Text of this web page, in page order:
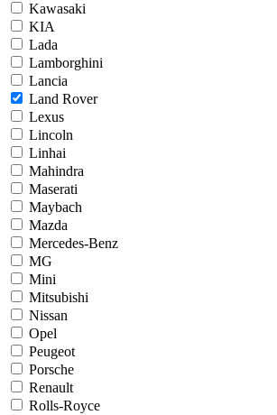
Kawasaki
KIA
Lada
Lamborghini
Lancia
Land Rover
Lexus
Lincoln
Linhai
Mahindra
Maserati
Maybach
Mazda
Mercedes-Benz
MG
Mini
Mitsubishi
Nissan
Opel
Peugeot
Porsche
Renault
Rolls-Royce